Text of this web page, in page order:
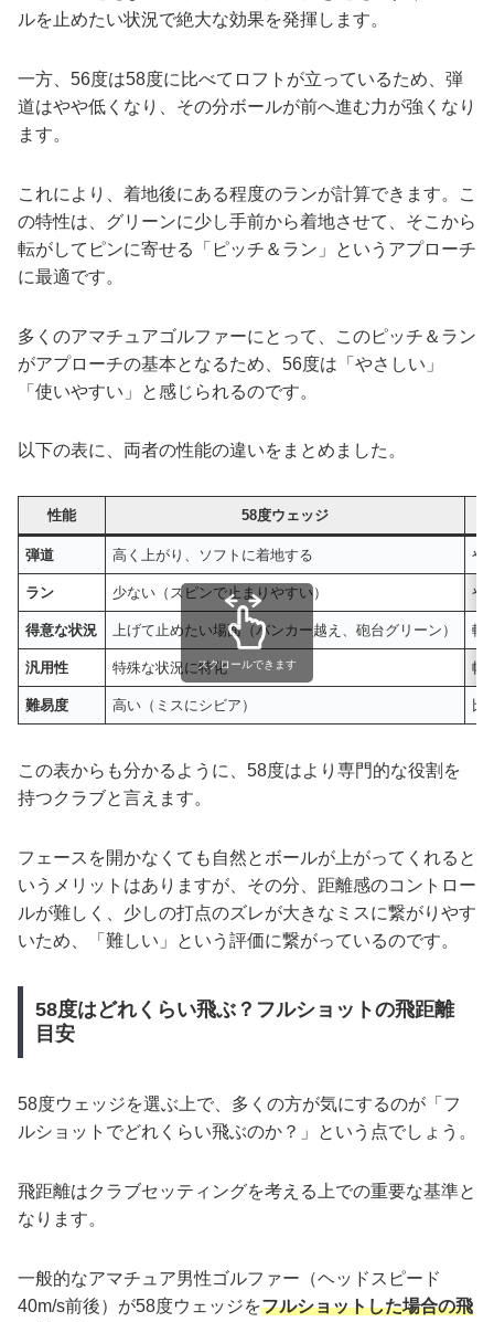
ルを止めたい状況で絶大な効果を発揮します。
一方、56度は58度に比べてロフトが立っているため、弾
道はやや低くなり、その分ボールが前へ進む力が強くなり
ます。
これにより、着地後にある程度のランが計算できます。こ
の特性は、グリーンに少し手前から着地させて、そこから
転がしてピンに寄せる「ピッチ＆ラン」というアプローチ
に最適です。
多くのアマチュアゴルファーにとって、このピッチ＆ラン
がアプローチの基本となるため、56度は「やさしい」
「使いやすい」と感じられるのです。
以下の表に、両者の性能の違いをまとめました。
性能 58度ウェッジ
弾道 高く上がり、ソフトに着地する や
ラン 少ない（スピンで止まりやすい） や
得意な状況 上げて止めたい場面（バンカー越え、砲台グリーン） 転
汎用性 特殊な状況に特化 幅
難易度 高い（ミスにシビア） 比
スクロールできます
この表からも分かるように、58度はより専門的な役割を
持つクラブと言えます。
フェースを開かなくても自然とボールが上がってくれると
いうメリットはありますが、その分、距離感のコントロー
ルが難しく、少しの打点のズレが大きなミスに繋がりやす
いため、「難しい」という評価に繋がっているのです。
58度はどれくらい飛ぶ？フルショットの飛距離
目安
58度ウェッジを選ぶ上で、多くの方が気にするのが「フ
ルショットでどれくらい飛ぶのか？」という点でしょう。
飛距離はクラブセッティングを考える上での重要な基準と
なります。
一般的なアマチュア男性ゴルファー（ヘッドスピード
40m/s前後）が58度ウェッジをフルショットした場合の飛